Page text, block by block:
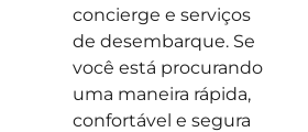
concierge e serviços
de desembarque. Se
você está procurando
uma maneira rápida,
confortável e segura